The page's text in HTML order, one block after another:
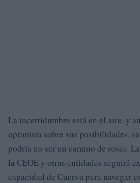
La incertidumbre está en el aire, y
optimista sobre sus posibilidades,
podría no ser un camino de rosas.
la CEOE y otras entidades seguirá
capacidad de Cuerva para navegar